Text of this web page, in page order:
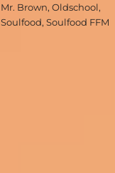
Mr. Brown, Oldschool,
Soulfood, Soulfood FFM